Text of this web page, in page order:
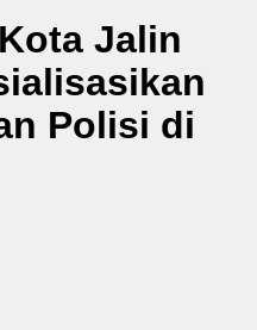
Jalin
Polisi di